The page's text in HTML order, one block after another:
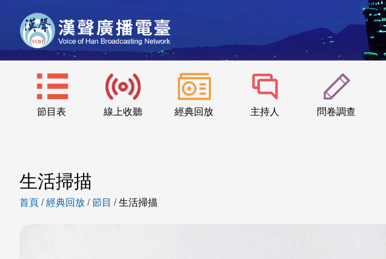
節目表 線上收聽 經典回放 主持人 問卷調查
生活掃描
首頁 /經典回放 /節目 /生活掃描